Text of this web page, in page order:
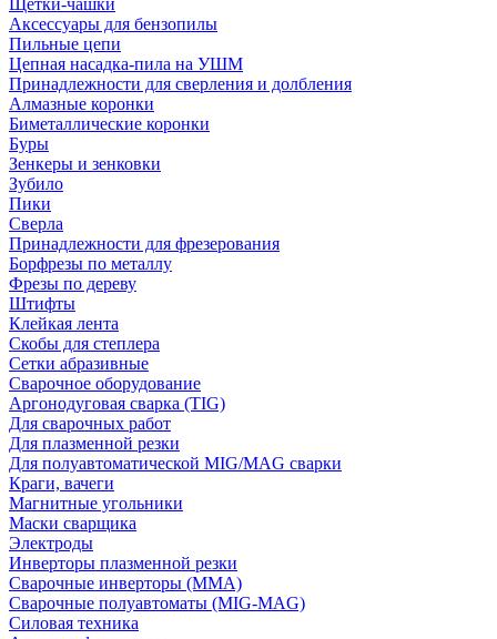
Щетки-чашки
Аксессуары для бензопилы
Пильные цепи
Цепная насадка-пила на УШМ
Принадлежности для сверления и долбления
Алмазные коронки
Биметаллические коронки
Буры
Зенкеры и зенковки
Зубило
Пики
Сверла
Принадлежности для фрезерования
Борфрезы по металлу
Фрезы по дереву
Штифты
Клейкая лента
Скобы для степлера
Сетки абразивные
Сварочное оборудование
Аргонодуговая сварка (TIG)
Для сварочных работ
Для плазменной резки
Для полуавтоматической MIG/MAG сварки
Краги, вачеги
Магнитные угольники
Маски сварщика
Электроды
Инверторы плазменной резки
Сварочные инверторы (MMA)
Сварочные полуавтоматы (MIG-MAG)
Силовая техника